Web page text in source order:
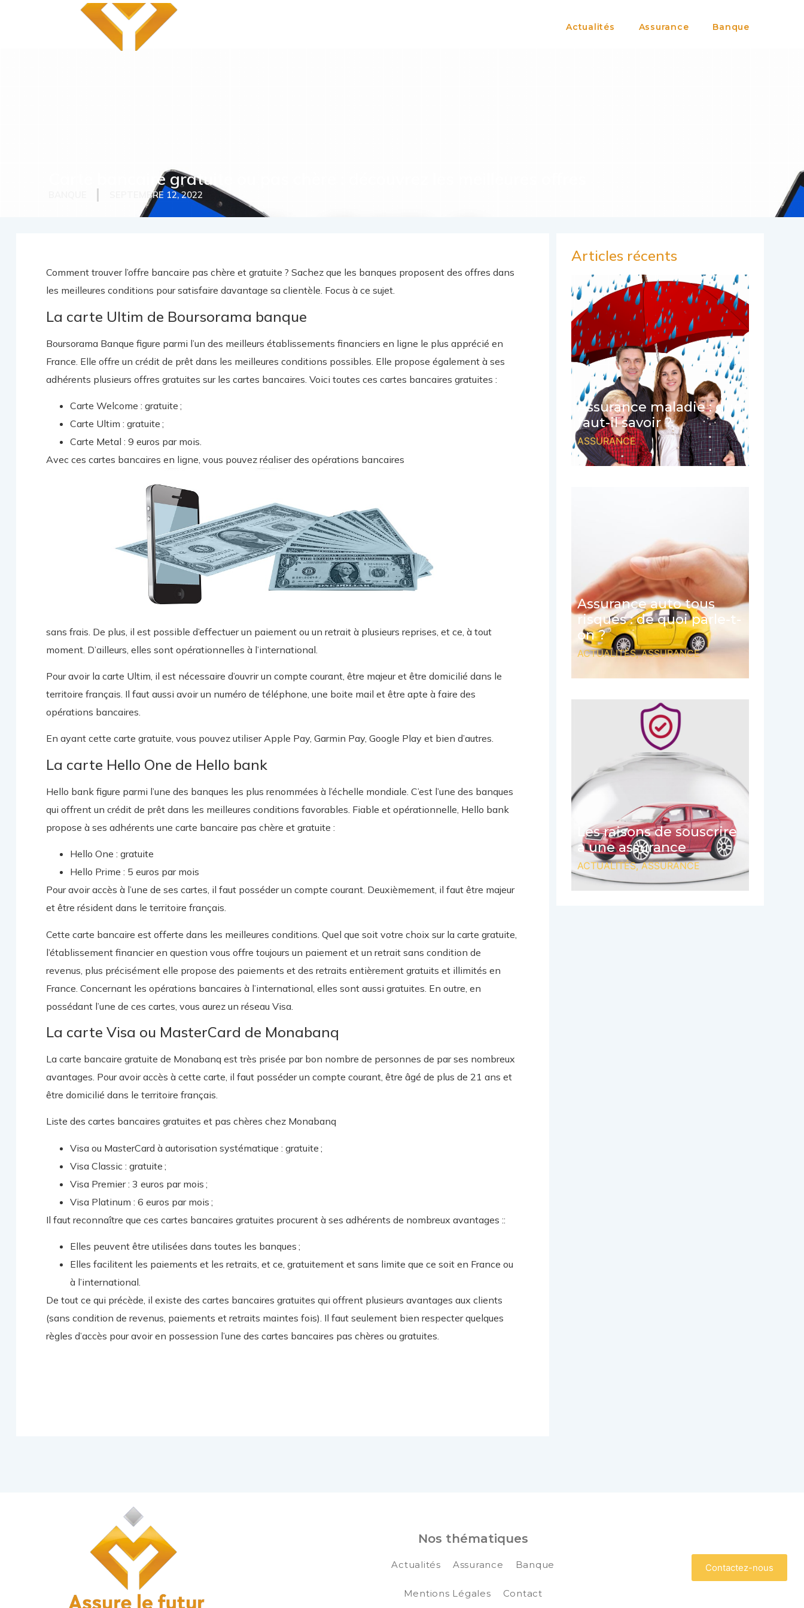
Actualités Assurance Banque
Carte bancaire gratuite ou pas chère : découvrez les meilleures offres
SEPTEMBRE 12, 2022
Comment trouver l’offre bancaire pas chère et gratuite ? Sachez que les banques proposent des offres dans
les meilleures conditions pour satisfaire davantage sa clientèle. Focus à ce sujet.
La carte Ultim de Boursorama banque
Boursorama Banque figure parmi l’un des meilleurs établissements financiers en ligne le plus apprécié en
France. Elle offre un crédit de prêt dans les meilleures conditions possibles. Elle propose également à ses
adhérents plusieurs offres gratuites sur les cartes bancaires. Voici toutes ces cartes bancaires gratuites :
Carte Welcome : gratuite ;
Carte Ultim : gratuite ;
Carte Metal : 9 euros par mois.
Avec ces cartes bancaires en ligne, vous pouvez réaliser des opérations bancaires
sans frais. De plus, il est possible d’effectuer un paiement ou un retrait à plusieurs reprises, et ce, à tout
moment. D’ailleurs, elles sont opérationnelles à l’international.
Pour avoir la carte Ultim, il est nécessaire d’ouvrir un compte courant, être majeur et être domicilié dans le
territoire français. Il faut aussi avoir un numéro de téléphone, une boite mail et être apte à faire des
opérations bancaires.
En ayant cette carte gratuite, vous pouvez utiliser Apple Pay, Garmin Pay, Google Play et bien d’autres.
La carte Hello One de Hello bank
Hello bank figure parmi l’une des banques les plus renommées à l’échelle mondiale. C’est l’une des banques
qui offrent un crédit de prêt dans les meilleures conditions favorables. Fiable et opérationnelle, Hello bank
propose à ses adhérents une carte bancaire pas chère et gratuite :
Hello One : gratuite
Hello Prime : 5 euros par mois
Pour avoir accès à l’une de ses cartes, il faut posséder un compte courant. Deuxièmement, il faut être majeur
et être résident dans le territoire français.
Cette carte bancaire est offerte dans les meilleures conditions. Quel que soit votre choix sur la carte gratuite,
l’établissement financier en question vous offre toujours un paiement et un retrait sans condition de
revenus, plus précisément elle propose des paiements et des retraits entièrement gratuits et illimités en
France. Concernant les opérations bancaires à l’international, elles sont aussi gratuites. En outre, en
possédant l’une de ces cartes, vous aurez un réseau Visa.
La carte Visa ou MasterCard de Monabanq
La carte bancaire gratuite de Monabanq est très prisée par bon nombre de personnes de par ses nombreux
avantages. Pour avoir accès à cette carte, il faut posséder un compte courant, être âgé de plus de 21 ans et
être domicilié dans le territoire français.
Liste des cartes bancaires gratuites et pas chères chez Monabanq
Visa ou MasterCard à autorisation systématique : gratuite ;
Visa Classic : gratuite ;
Visa Premier : 3 euros par mois ;
Visa Platinum : 6 euros par mois ;
Il faut reconnaître que ces cartes bancaires gratuites procurent à ses adhérents de nombreux avantages ::
Elles peuvent être utilisées dans toutes les banques ;
Elles facilitent les paiements et les retraits, et ce, gratuitement et sans limite que ce soit en France ou
à l’international.
De tout ce qui précède, il existe des cartes bancaires gratuites qui offrent plusieurs avantages aux clients
(sans condition de revenus, paiements et retraits maintes fois). Il faut seulement bien respecter quelques
règles d’accès pour avoir en possession l’une des cartes bancaires pas chères ou gratuites.
Articles récents
Assurance maladie : que
faut-il savoir ?
ASSURANCE
Assurance auto tous
risques : de quoi parle-t-
on ?
ACTUALITÉS,ASSURANCE
Les raisons de souscrire
a une assurance
ACTUALITÉS,ASSURANCE
Nos thématiques
Actualités Assurance Banque
Mentions Légales Contact
Contactez-nous